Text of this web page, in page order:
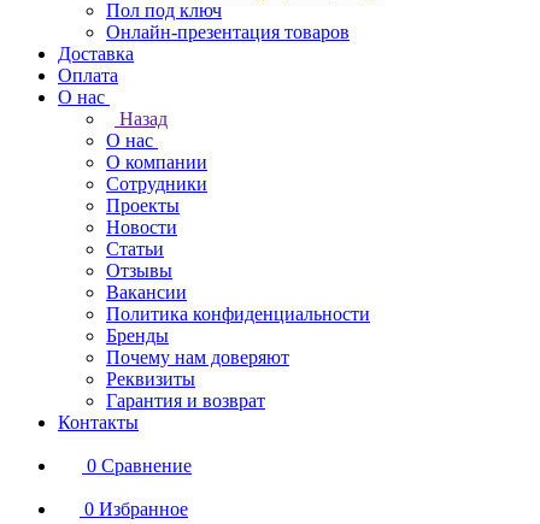
Пол под ключ
Онлайн-презентация товаров
Доставка
Оплата
О нас
Назад
О нас
О компании
Сотрудники
Проекты
Новости
Статьи
Отзывы
Вакансии
Политика конфиденциальности
Бренды
Почему нам доверяют
Реквизиты
Гарантия и возврат
Контакты
0 Сравнение
0 Избранное